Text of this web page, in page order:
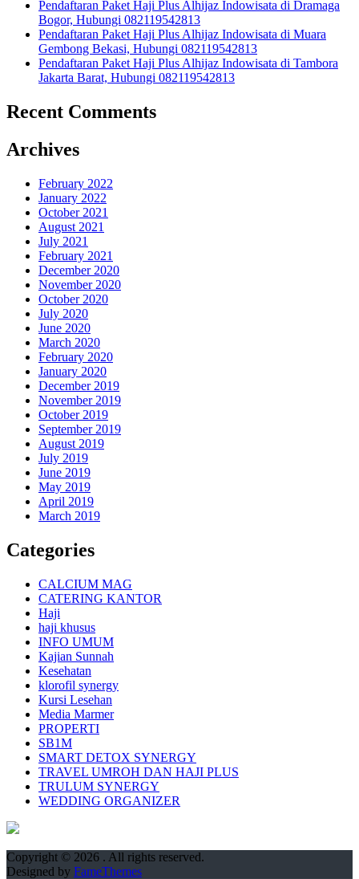
Pendaftaran Paket Haji Plus Alhijaz Indowisata di Dramaga
Bogor, Hubungi 082119542813
Pendaftaran Paket Haji Plus Alhijaz Indowisata di Muara
Gembong Bekasi, Hubungi 082119542813
Pendaftaran Paket Haji Plus Alhijaz Indowisata di Tambora
Jakarta Barat, Hubungi 082119542813
Recent Comments
Archives
February 2022
January 2022
October 2021
August 2021
July 2021
February 2021
December 2020
November 2020
October 2020
July 2020
June 2020
March 2020
February 2020
January 2020
December 2019
November 2019
October 2019
September 2019
August 2019
July 2019
June 2019
May 2019
April 2019
March 2019
Categories
CALCIUM MAG
CATERING KANTOR
Haji
haji khusus
INFO UMUM
Kajian Sunnah
Kesehatan
klorofil synergy
Kursi Lesehan
Media Marmer
PROPERTI
SB1M
SMART DETOX SYNERGY
TRAVEL UMROH DAN HAJI PLUS
TRULUM SYNERGY
WEDDING ORGANIZER
Copyright © 2026 . All rights reserved.
Designed by FameThemes